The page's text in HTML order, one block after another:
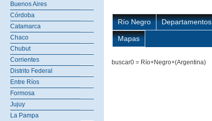
Buenos Aires
Córdoba
Catamarca
Chaco
Chubut
Corrientes
Distrito Federal
Entre Ríos
Formosa
Jujuy
La Pampa
Río Negro Departamentos
Mapas
buscar0 = Río+Negro+(Argentina)